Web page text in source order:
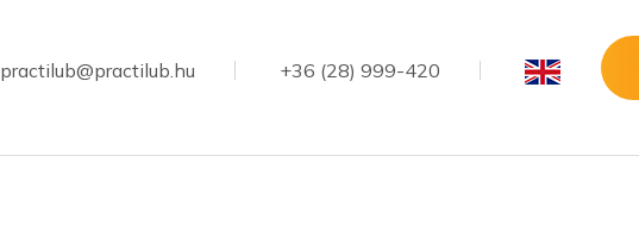
practilub@practilub.hu +36 (28) 999-420